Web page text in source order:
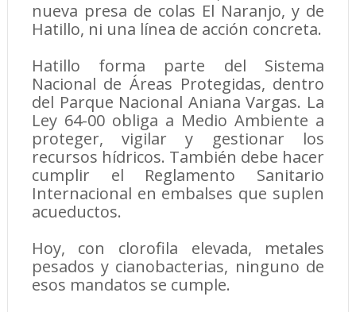
nueva presa de colas El Naranjo, y de
Hatillo, ni una línea de acción concreta.
Hatillo forma parte del Sistema
Nacional de Áreas Protegidas, dentro
del Parque Nacional Aniana Vargas. La
Ley 64-00 obliga a Medio Ambiente a
proteger, vigilar y gestionar los
recursos hídricos. También debe hacer
cumplir el Reglamento Sanitario
Internacional en embalses que suplen
acueductos.
Hoy, con clorofila elevada, metales
pesados y cianobacterias, ninguno de
esos mandatos se cumple.